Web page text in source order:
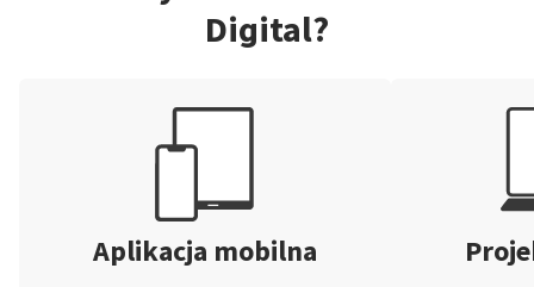
Digital?
Aplikacja mobilna